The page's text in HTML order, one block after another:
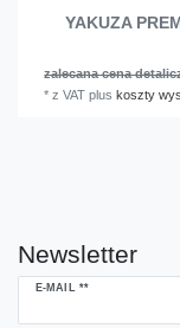
YAKUZA
zalecana cena
*z VAT pluskoszty
Newsletter
E-MAIL **